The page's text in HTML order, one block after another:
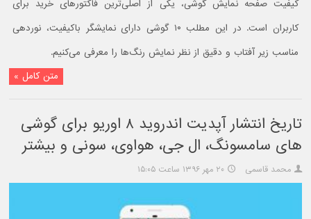
کیفیت صفحه نمایش گوشی، یکی از اصلی‌ترین فاکتورهای خرید برای
کاربران است. در این مطلب ۱۰ گوشی دارای نمایشگر باکیفیت، نوردهی
مناسب زیر آفتاب و دقیق از نظر نمایش رنگ‌ها را معرفی می‌کنیم.
متن کامل »
تاریخ انتشار آپدیت اندروید ۸ اوریو برای گوشی
های سامسونگ، ال جی، هواوی، سونی و بیشتر
محمد قاسمی ۲۰ مهر ۱۳۹۶ ساعت ۱۵:۰۵